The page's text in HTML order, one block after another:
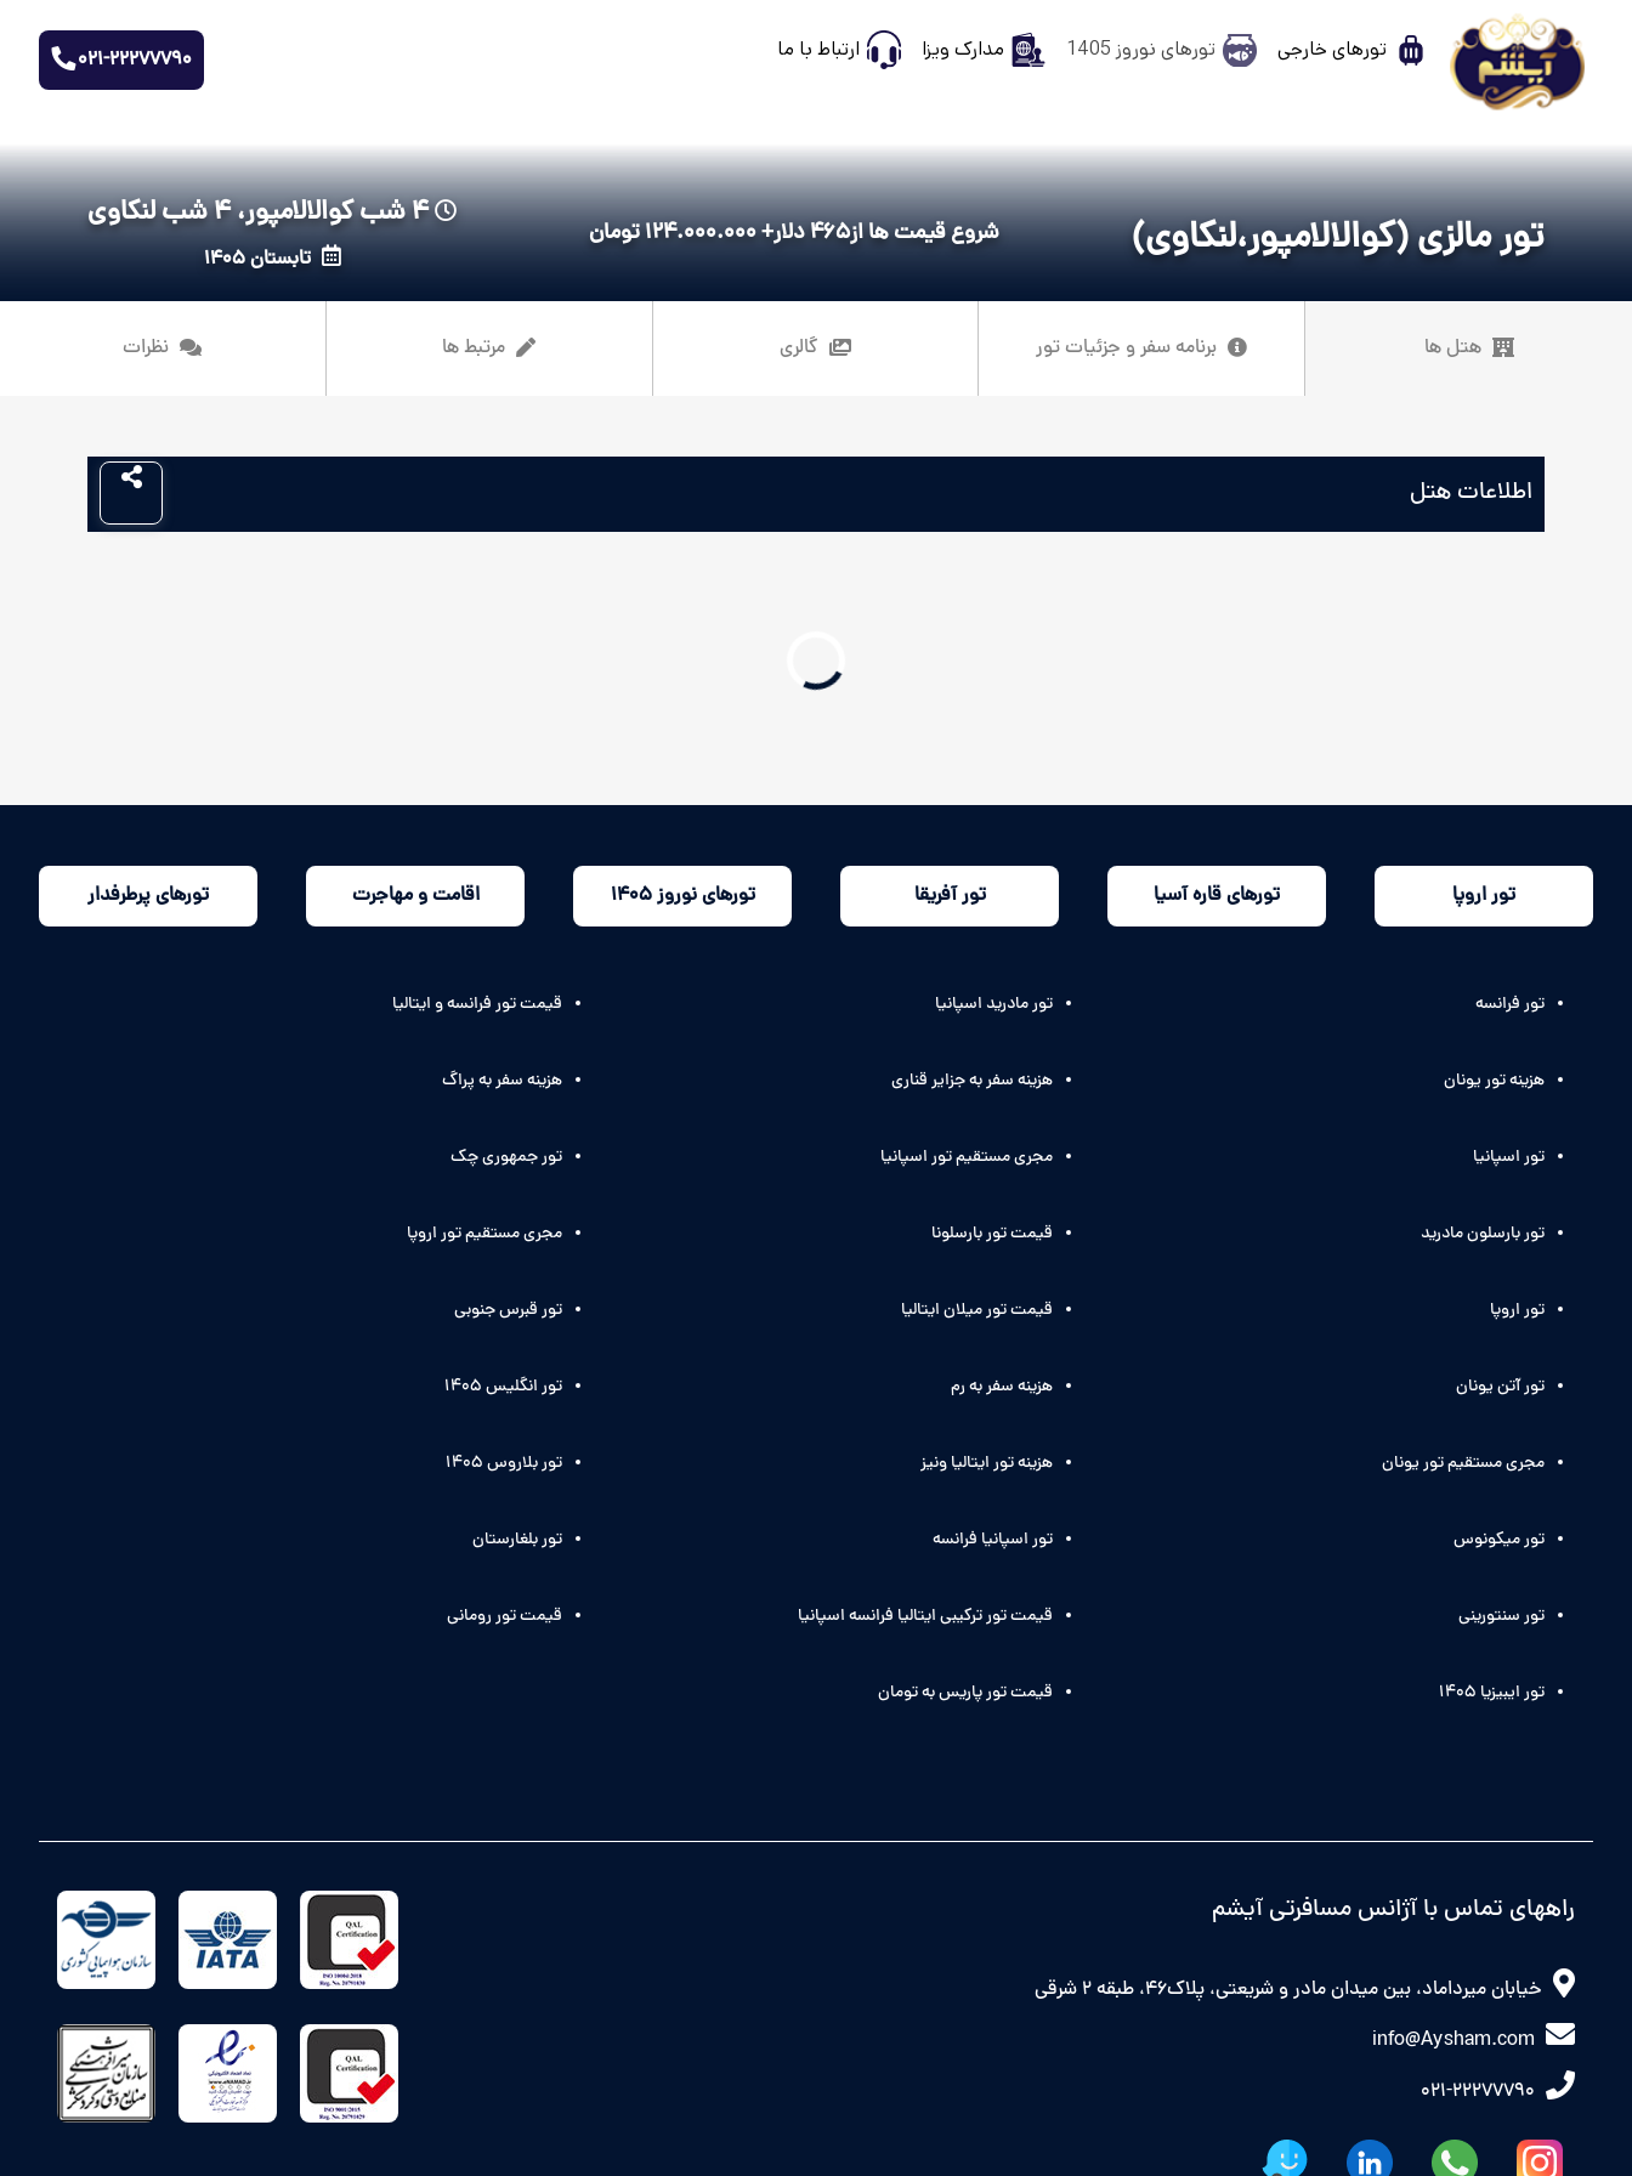
تورهای خارجی تورهای نوروز 1405 مدارک ویزا ارتباط با ما 021-22277790
تور مالزی (کوالالامپور،لنکاوی) شروع قیمت ها از465 دلار+ 124.000.000 تومان 4 شب کوالالامپور، 4 شب لنکاوی
تابستان 1405
هتل ها برنامه سفر و جزئیات تور گالری مرتبط ها نظرات
اطلاعات هتل
تور اروپا تورهای قاره آسیا تور آفریقا تورهای نوروز 1405 اقامت و مهاجرت تورهای پرطرفدار
تور فرانسه
هزینه تور یونان
تور اسپانیا
تور بارسلون مادرید
تور اروپا
تور آتن یونان
مجری مستقیم تور یونان
تور میکونوس
تور سنتورینی
تور ایبیزیا 1405
تور مادرید اسپانیا
هزینه سفر به جزایر قناری
مجری مستقیم تور اسپانیا
قیمت تور بارسلونا
قیمت تور میلان ایتالیا
هزینه سفر به رم
هزینه تور ایتالیا ونیز
تور اسپانیا فرانسه
قیمت تور ترکیبی ایتالیا فرانسه اسپانیا
قیمت تور پاریس به تومان
قیمت تور فرانسه و ایتالیا
هزینه سفر به پراگ
تور جمهوری چک
مجری مستقیم تور اروپا
تور قبرس جنوبی
تور انگلیس ۱۴۰5
تور بلاروس 1405
تور بلغارستان
قیمت تور رومانی
راههای تماس با آژانس مسافرتی آیشم
خیابان میرداماد، بین میدان مادر و شریعتی، پلاک46، طبقه 2 شرقی